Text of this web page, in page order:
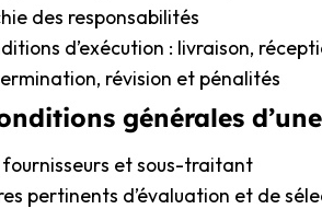
des responsabilités
d’exécution : livraison,
révision et pénalités
générales
et sous-traitant
pertinents d’évaluation et de